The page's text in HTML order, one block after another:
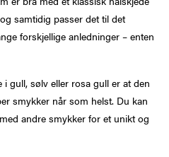
samtidig passer det til det
forskjellige anledninger – enten
gull, sølv eller rosa gull er at den
smykker når som helst. Du kan
andre smykker for et unikt og